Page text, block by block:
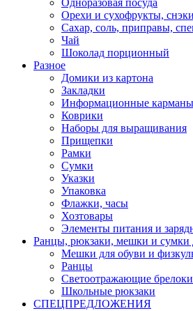
Одноразовая посуда
Орехи и сухофрукты, снэки
Сахар, соль, приправы,
Чай
Шоколад порционный
Разное
Домики из картона
Закладки
Информационные карманы
Коврики
Наборы для выращивания
Прищепки
Рамки
Сумки
Указки
Упаковка
Флажки, часы
Хозтовары
Элементы питания и
Ранцы, рюкзаки, мешки и сумки
Мешки для обуви и
Ранцы
Светоотражающие
Школьные рюкзаки
СПЕЦПРЕДЛОЖЕНИЯ